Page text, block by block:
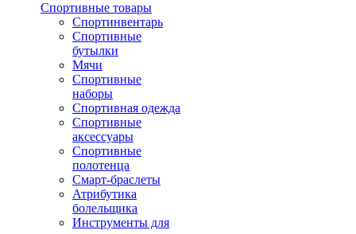
Спортивные товары
Спортинвентарь
Спортивные
бутылки
Мячи
Спортивные
наборы
Спортивная одежда
Спортивные
аксессуары
Спортивные
полотенца
Смарт-браслеты
Атрибутика
болельщика
Инструменты для